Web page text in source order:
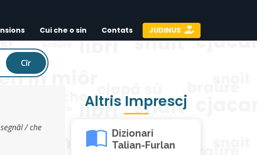
Cui che o sin Contats JUDINUS
Cîr
/ che
Altris Imprescj
Dizionari
Talian-Furlan